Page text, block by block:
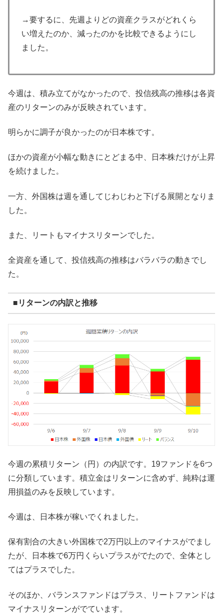
→要するに、先週よりどの資産クラスがどれくら
い増えたのか、減ったのかを比較できるようにし
ました。
今週は、積み立てがなかったので、投信残高の推移は各資
産のリターンのみが反映されています。
明らかに調子が良かったのが日本株です。
ほかの資産が小幅な動きにとどまる中、日本株だけが上昇
を続けました。
一方、外国株は週を通してじわじわと下げる展開となりま
した。
また、リートもマイナスリターンでした。
全資産を通して、投信残高の推移はバラバラの動きでし
た。
■リターンの内訳と推移
今週の累積リターン（円）の内訳です。19ファンドを6つ
に分類しています。積立金はリターンに含めず、純粋は運
用損益のみを反映しています。
今週は、日本株が稼いでくれました。
保有割合の大きい外国株で2万円以上のマイナスがでまし
たが、日本株で6万円くらいプラスがでたので、全体とし
てはプラスでした。
そのほか、バランスファンドはプラス、リートファンドは
マイナスリターンがでています。